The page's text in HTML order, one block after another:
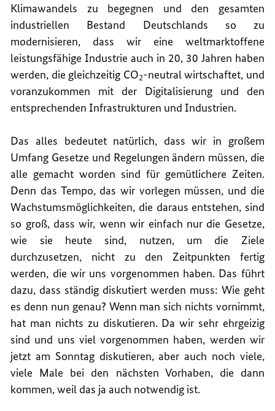
Klimawandels zu begegnen und den gesamten
industriellen Bestand Deutschlands so zu
modernisieren, dass wir eine weltmarktoffene
leistungsfähige Industrie auch in 20, 30 Jahren haben
werden, die gleichzeitig CO2-neutral wirtschaftet, und
voranzukommen mit der Digitalisierung und den
entsprechenden Infrastrukturen und Industrien.
Das alles bedeutet natürlich, dass wir in großem
Umfang Gesetze und Regelungen ändern müssen, die
alle gemacht worden sind für gemütlichere Zeiten.
Denn das Tempo, das wir vorlegen müssen, und die
Wachstumsmöglichkeiten, die daraus entstehen, sind
so groß, dass wir, wenn wir einfach nur die Gesetze,
wie sie heute sind, nutzen, um die Ziele
durchzusetzen, nicht zu den Zeitpunkten fertig
werden, die wir uns vorgenommen haben. Das führt
dazu, dass ständig diskutiert werden muss: Wie geht
es denn nun genau? Wenn man sich nichts vornimmt,
hat man nichts zu diskutieren. Da wir sehr ehrgeizig
sind und uns viel vorgenommen haben, werden wir
jetzt am Sonntag diskutieren, aber auch noch viele,
viele Male bei den nächsten Vorhaben, die dann
kommen, weil das ja auch notwendig ist.